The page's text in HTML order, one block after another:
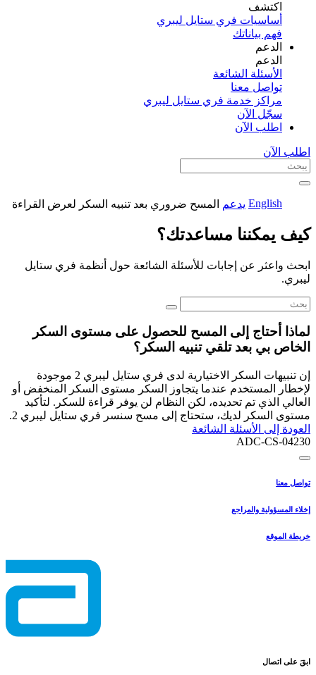
اكتشف​
أساسيات فري ستايل ليبري
فهم بياناتك
الدعم
الدعم
الأسئلة الشائعة
تواصل معنا
مراكز خدمة فري ستايل ليبري
سجّل الآن​
اطلب الآن
اطلب الآن
English يدعم المسح ضروري بعد تنبيه السكر لعرض القراءة
كيف يمكننا مساعدتك؟
ابحث واعثر عن إجابات للأسئلة الشائعة حول أنظمة فري ستايل
ليبري.
لماذا أحتاج إلى المسح للحصول على مستوى السكر
الخاص بي بعد تلقي تنبيه السكر؟
إن تنبيهات السكر الاختيارية لدى فري ستايل ليبري 2 موجودة
لإخطار المستخدم عندما يتجاوز السكر مستوى السكر المنخفض أو
العالي الذي تم تحديده، لكن النظام لن يوفر قراءة للسكر. لتأكيد
مستوى السكر لديك، ستحتاج إلى مسح سنسر فري ستايل ليبري 2.
العودة إلى الأسئلة الشائعة
ADC-CS-04230
تواصل معنا
إخلاء المسؤولية والمراجع
خريطة الموقع
ابقَ على اتصال